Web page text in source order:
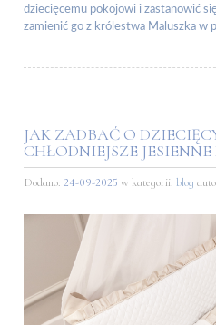
dziecięcemu pokojowi i zastanowić
zamienić go z królestwa Maluszka w
JAK ZADBAĆ O
CHŁODNIEJSZE JESIENNE
Dodano: 24-09-2025 w kategorii: blog